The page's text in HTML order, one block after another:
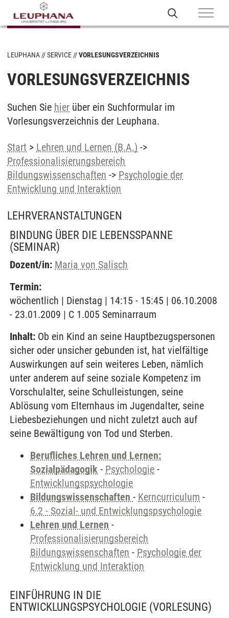
LEUPHANA SERVICE VORLESUNGSVERZEICHNIS
VORLESUNGSVERZEICHNIS
Suchen Sie hier über ein Suchformular im
Vorlesungsverzeichnis der Leuphana.
Start > Lehren und Lernen (B.A.) ->
Professionalisierungsbereich
Bildungswissenschaften -> Psychologie der
Entwicklung und Interaktion
LEHRVERANSTALTUNGEN
BINDUNG ÜBER DIE LEBENSSPANNE
(SEMINAR)
Dozent/in: Maria von Salisch
Termin:
wöchentlich | Dienstag | 14:15 - 15:45 | 06.10.2008
- 23.01.2009 | C 1.005 Seminarraum
Inhalt: Ob ein Kind an seine Hauptbezugspersonen
sicher oder unsicher gebunden ist, hat vielfältige
Auswirkungen auf sein weiteres Leben, nämlich
unter anderem auf seine soziale Kompetenz im
Vorschulalter, seine Schulleistungen, seine
Ablösung vom Elternhaus im Jugendalter, seine
Liebesbeziehungen und nicht zuletzt auch auf
seine Bewältigung von Tod und Sterben.
Berufliches Lehren und Lernen:
Sozialpädagogik - Psychologie -
Entwicklungspsychologie
Bildungswissenschaften - Kerncurriculum -
6.2 - Sozial- und Entwicklungspsychologie
Lehren und Lernen -
Professionalisierungsbereich
Bildungswissenschaften - Psychologie der
Entwicklung und Interaktion
EINFÜHRUNG IN DIE
ENTWICKLUNGSPSYCHOLOGIE (VORLESUNG)